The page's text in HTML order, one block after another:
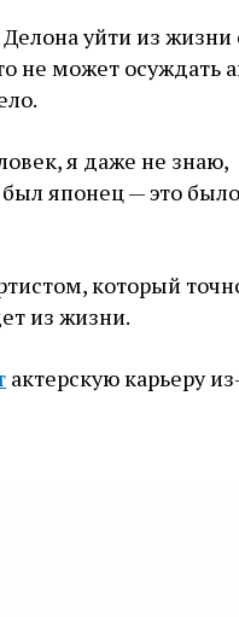
уйти из жизни
не может осуждать
я даже не знаю,
японец — это
который
из жизни.
актерскую карьеру